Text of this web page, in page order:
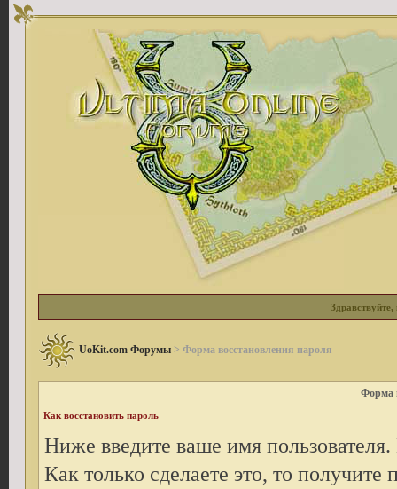
Здравствуйте,
UoKit.com Форумы > Форма восстановления пароля
Форма
Как восстановить пароль
Ниже введите ваше имя
Как только сделаете это, то